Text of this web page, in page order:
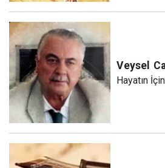
Veysel
Hayatın